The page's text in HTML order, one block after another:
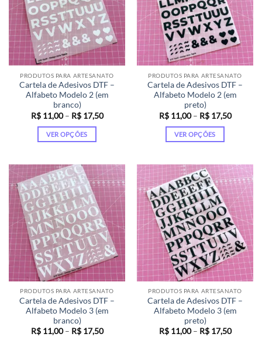
opções
podem
ser
escolhidas
na
página
do
produto
opções
podem
ser
escolhidas
na
página
do
produto
PRODUTOS PARA ARTESANATO
Cartela de Adesivos DTF –
Alfabeto Modelo 2 (em
branco)
R$11,00 – R$17,50Faixa
VER OPÇÕES
tem
várias
variantes.
As
opções
podem
ser
escolhidas
na
página
do
produto
PRODUTOS PARA ARTESANATO
Cartela de Adesivos DTF –
Alfabeto Modelo 2 (em
preto)
R$11,00 – R$17,50Faixa
VER OPÇÕES
tem
várias
variantes.
As
opções
podem
ser
escolhidas
na
página
do
produto
PRODUTOS PARA ARTESANATO
Cartela de Adesivos DTF –
Alfabeto Modelo 3 (em
branco)
R$11,00 – R$17,50Faixa
PRODUTOS PARA ARTESANATO
Cartela de Adesivos DTF –
Alfabeto Modelo 3 (em
preto)
R$11,00 – R$17,50Faixa